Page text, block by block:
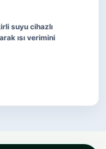
suyu cihazlı
ısı verimini